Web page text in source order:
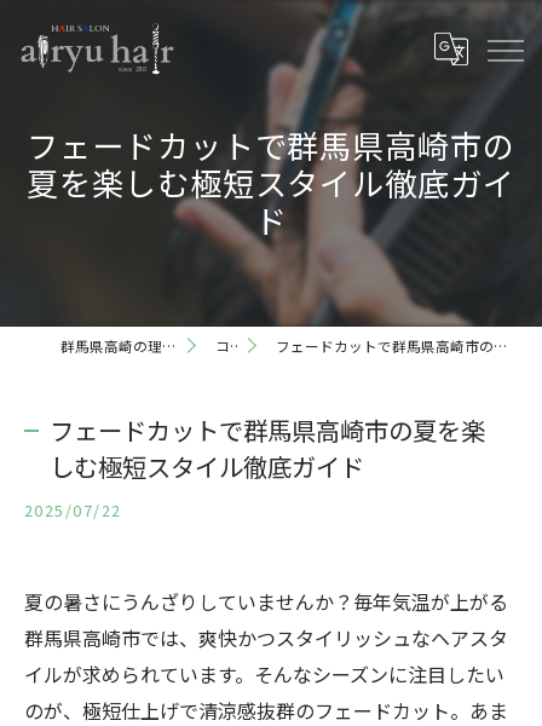
フェードカットで群馬県高崎市の
夏を楽しむ極短スタイル徹底ガイ
ド
群馬県高崎の理容室ならairyu hair コラム フェードカットで群馬県高崎市の夏を楽しむ極短スタイル徹底ガイド
フェードカットで群馬県高崎市の夏を楽
しむ極短スタイル徹底ガイド
2025/07/22
夏の暑さにうんざりしていませんか？毎年気温が上がる
群馬県高崎市では、爽快かつスタイリッシュなヘアスタ
イルが求められています。そんなシーズンに注目したい
のが、極短仕上げで清涼感抜群のフェードカット。あま